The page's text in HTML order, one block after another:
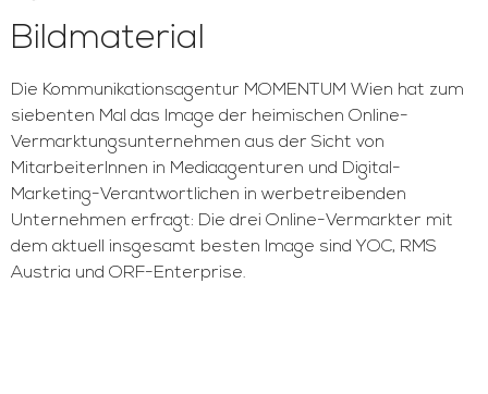
Bildmaterial
Die Kommunikationsagentur MOMENTUM Wien hat zum
siebenten Mal das Image der heimischen Online-
Vermarktungsunternehmen aus der Sicht von
MitarbeiterInnen in Mediaagenturen und Digital-
Marketing-Verantwortlichen in werbetreibenden
Unternehmen erfragt: Die drei Online-Vermarkter mit
dem aktuell insgesamt besten Image sind YOC, RMS
Austria und ORF-Enterprise.